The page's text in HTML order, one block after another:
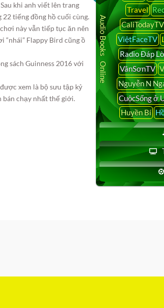
khi anh viết lên trang
tiếng đồng hồ cuối cùng.
này vẫn tiếp tục ăn nên
“nhái” Flappy Bird cũng ồ
sách Guinness 2016 với
xem là bộ sưu tập kỷ
bán chạy nhất thế giới.
Travel
CaliTodayTV
ViệtFaceTV
Radio Đáp
VânSơnTV
Nguyễn N
CuộcSống ở
Huyền Bí
Audio Books Online